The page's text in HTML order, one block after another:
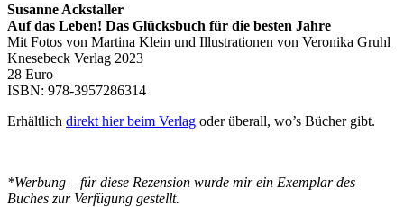
Susanne Ackstaller
Auf das Leben! Das Glücksbuch für die besten Jahre
Mit Fotos von Martina Klein und Illustrationen von Veronika Gruhl
Knesebeck Verlag 2023
28 Euro
ISBN: 978-3957286314
Erhältlich direkt hier beim Verlag oder überall, wo’s Bücher gibt.
*Werbung – für diese Rezension wurde mir ein Exemplar des
Buches zur Verfügung gestellt.